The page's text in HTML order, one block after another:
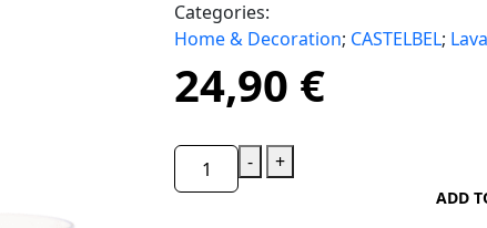
Categories:
Home & Decoration; CASTELBEL;
24,90 €
- +
ADD